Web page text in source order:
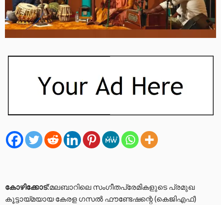
കോഴിക്കോട്:മലബാറിലെ സംഗീതപ്രേമികളുടെ പ്രമുഖ
കൂട്ടായ്മയായ കേരള ഗസൽ ഫൗണ്ടേഷന്റെ (കെജിഎഫ്)